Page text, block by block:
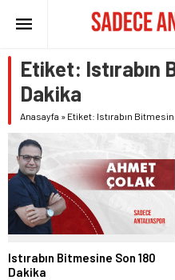
Etiket: Istırabın
Dakika
Anasayfa » Etiket: Istırabın
Istırabın Bitmesine Son 180
Dakika